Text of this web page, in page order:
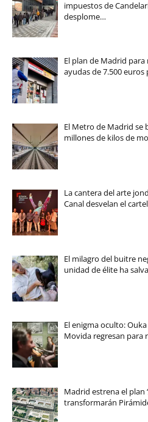
impuestos de
desplome…
El plan de Madrid
ayudas de 7.500
El Metro de Madrid se
millones de kilos de
La cantera del arte
Canal desvelan el
El milagro del buitre
unidad de élite ha
El enigma oculto:
Movida regresan para
Madrid estrena el plan
transformarán